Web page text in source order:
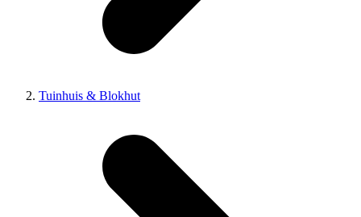
Tuinhuis & Blokhut